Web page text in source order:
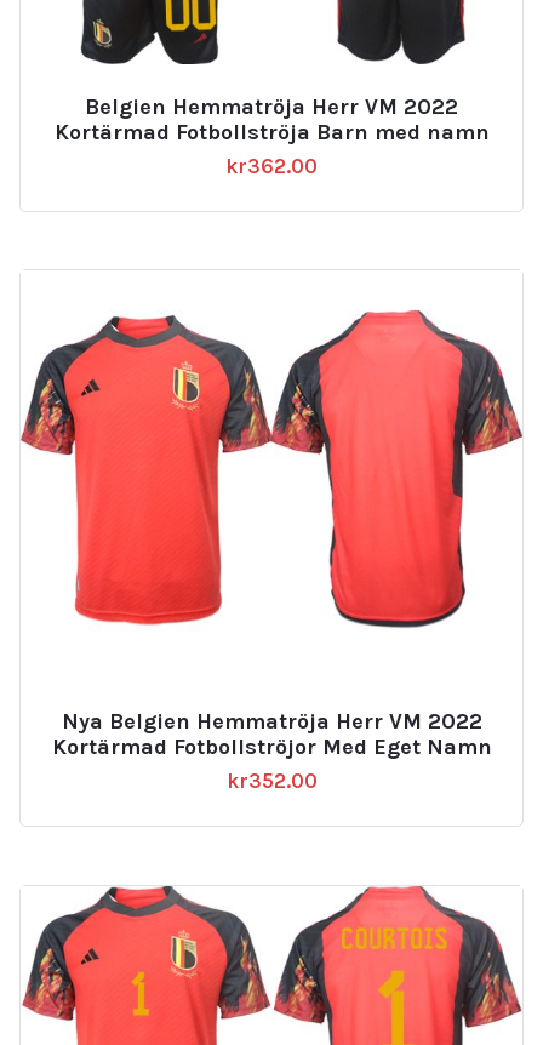
Belgien Hemmatröja Herr VM 2022
Kortärmad Fotbollströja Barn med namn
kr362.00
Nya Belgien Hemmatröja Herr VM 2022
Kortärmad Fotbollströjor Med Eget Namn
kr352.00